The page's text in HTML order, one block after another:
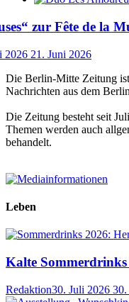
zur Fête de la
2026 21. Juni 2026
Die Berlin-Mitte Zeitung
Nachrichten aus dem
Die Zeitung besteht seit
Themen werden auch
behandelt.
Leben
Kalte
Redaktion30. Juli 2026